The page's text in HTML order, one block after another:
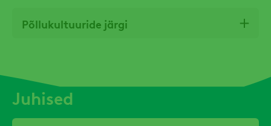
Põllukultuuride järgi
Juhised